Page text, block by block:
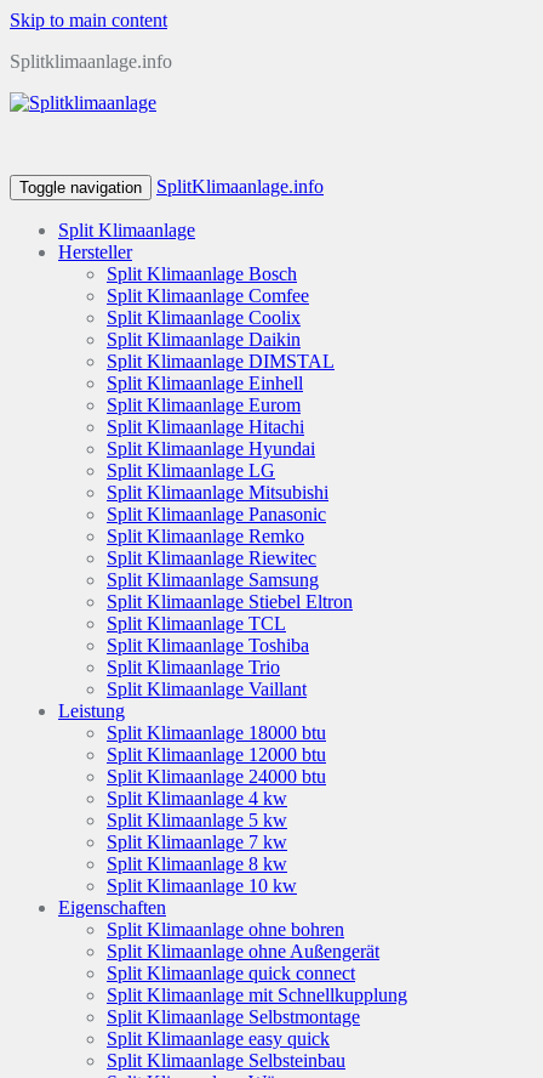
Skip to main content
Splitklimaanlage.info
Toggle navigation SplitKlimaanlage.info
Split Klimaanlage
Hersteller
Split Klimaanlage Bosch
Split Klimaanlage Comfee
Split Klimaanlage Coolix
Split Klimaanlage Daikin
Split Klimaanlage DIMSTAL
Split Klimaanlage Einhell
Split Klimaanlage Eurom
Split Klimaanlage Hitachi
Split Klimaanlage Hyundai
Split Klimaanlage LG
Split Klimaanlage Mitsubishi
Split Klimaanlage Panasonic
Split Klimaanlage Remko
Split Klimaanlage Riewitec
Split Klimaanlage Samsung
Split Klimaanlage Stiebel Eltron
Split Klimaanlage TCL
Split Klimaanlage Toshiba
Split Klimaanlage Trio
Split Klimaanlage Vaillant
Leistung
Split Klimaanlage 18000 btu
Split Klimaanlage 12000 btu
Split Klimaanlage 24000 btu
Split Klimaanlage 4 kw
Split Klimaanlage 5 kw
Split Klimaanlage 7 kw
Split Klimaanlage 8 kw
Split Klimaanlage 10 kw
Eigenschaften
Split Klimaanlage ohne bohren
Split Klimaanlage ohne Außengerät
Split Klimaanlage quick connect
Split Klimaanlage mit Schnellkupplung
Split Klimaanlage Selbstmontage
Split Klimaanlage easy quick
Split Klimaanlage Selbsteinbau